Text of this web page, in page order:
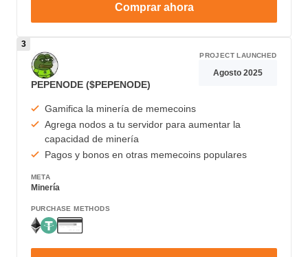
Comprar ahora
PEPENODE ($PEPENODE)
Gamifica la minería de memecoins
Agrega nodos a tu servidor para aumentar la
capacidad de minería
Pagos y bonos en otras memecoins populares
PROJECT LAUNCHED
Agosto 2025
META
Minería
PURCHASE METHODS